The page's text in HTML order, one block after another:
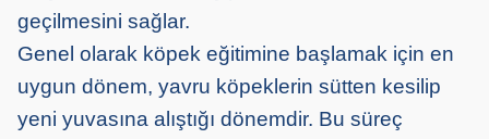
geçilmesini sağlar.
Genel olarak köpek eğitimine başlamak için en
uygun dönem, yavru köpeklerin sütten kesilip
yeni yuvasına alıştığı dönemdir. Bu süreç